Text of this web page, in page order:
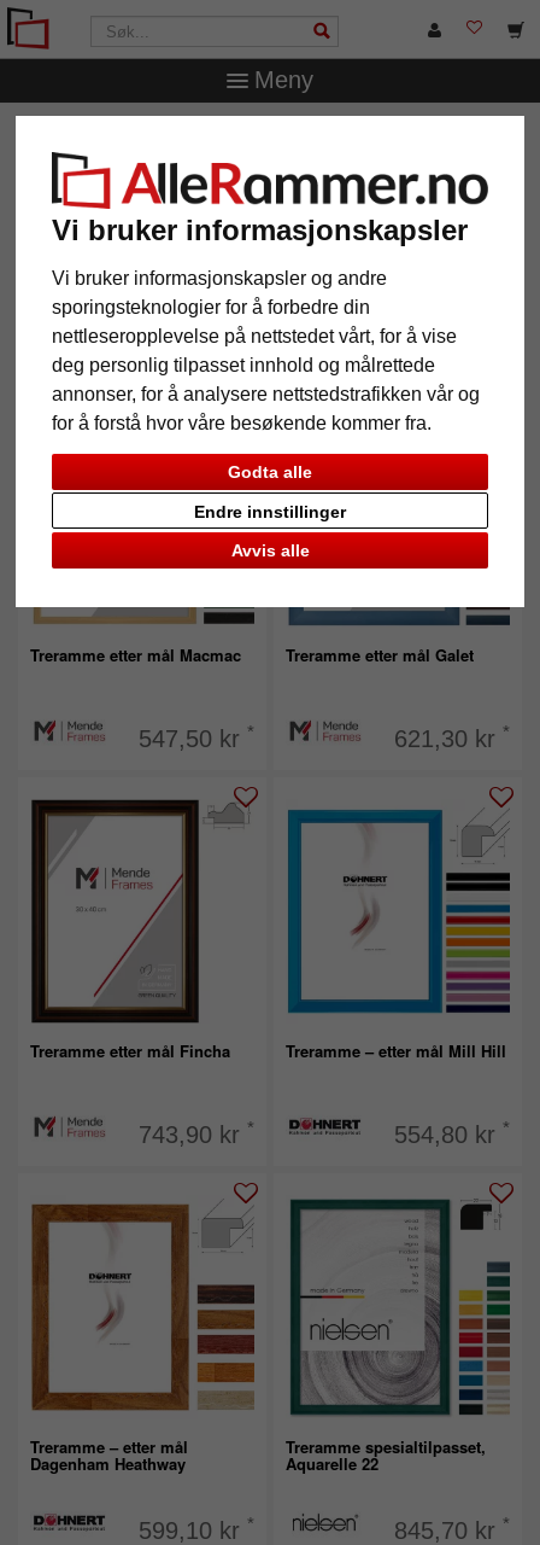
Vi bruker informasjonskapsler
Vi bruker informasjonskapsler og andre
sporingsteknologier for å forbedre din
nettleseropplevelse på nettstedet vårt, for å vise
deg personlig tilpasset innhold og målrettede
annonser, for å analysere nettstedstrafikken vår og
for å forstå hvor våre besøkende kommer fra.
Godta alle
Avvis alle
Endre innstillinger
Meny
Popularitet
Galleri
Treramme etter mål Macmac
547,50 kr *
Treramme etter mål Galet
621,30 kr *
Treramme etter mål Fincha
743,90 kr *
Treramme – etter mål Mill Hill
554,80 kr *
Treramme – etter mål
Dagenham Heathway
599,10 kr *
Treramme spesialtilpasset,
Aquarelle 22
845,70 kr *